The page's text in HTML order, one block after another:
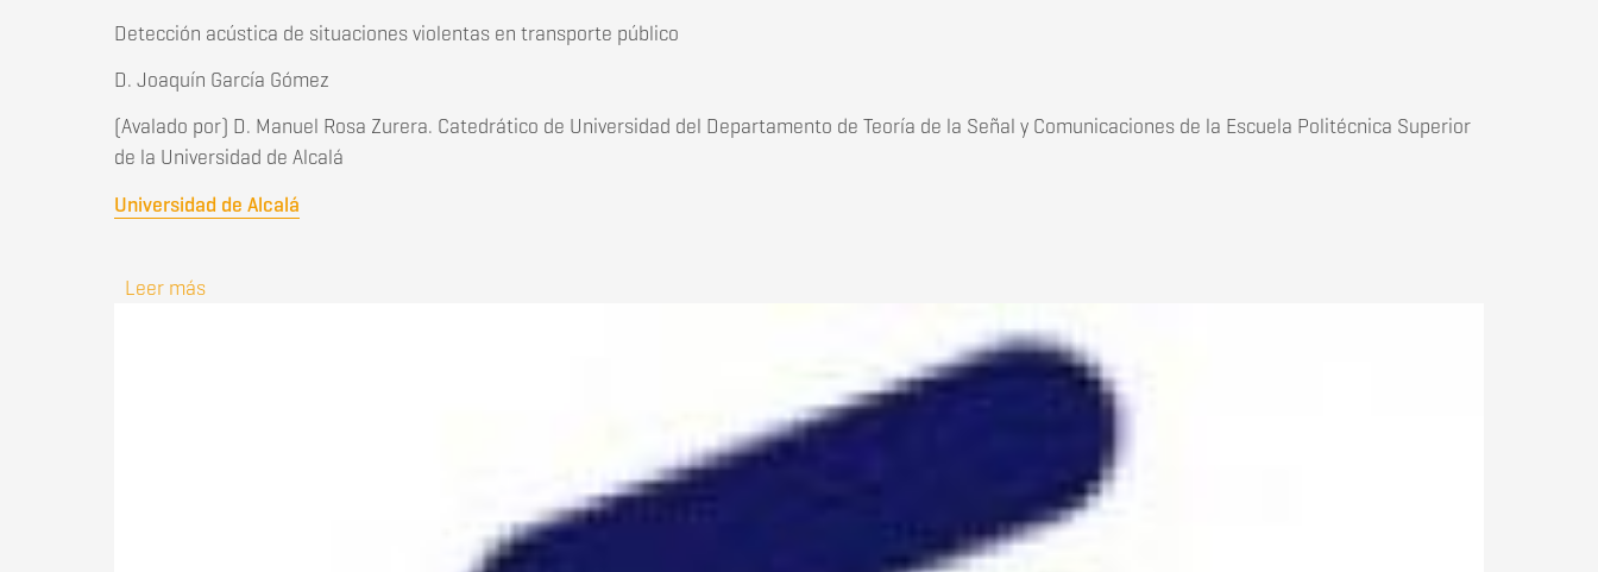
Detección acústica de situaciones violentas en transporte público
D. Joaquín García Gómez
(Avalado por) D. Manuel Rosa Zurera. Catedrático de Universidad del Departamento de Teoría de la Señal y Comunicaciones de la Escuela Politécnica Superior
de la Universidad de Alcalá
Universidad de Alcalá
Leer mássobre Premio FERMAX al Mejor Trabajo Fin de Máster en Técnicas de Comunicaciones en Entornos Residenciales.